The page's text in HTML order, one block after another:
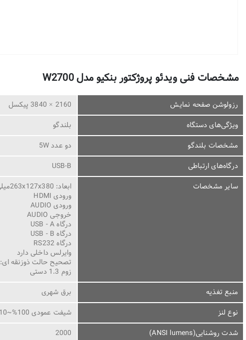
مشخصات فنی ویدئو پروژکتور بنکیو مدل W2700
رزولوشن صفحه نمایش
2160 × 3840 پیکسل
ویژگی‌های دستگاه
بلندگو
مشخصات بلندگو
دو عدد 5W
درگاه‌های ارتباطی
USB-B
سایر مشخصات
ابعاد: 263x127x380میلی متر
ورودی HDMI
ورودی AUDIO
خروجی AUDIO
درگاه USB - A
درگاه USB - B
درگاه RS232
وایرلس داخلی دارد
تصحیح حالت ذوزنقه ای: 30-/+ درجه عمودی اتوماتیک
زوم 1.3 دستی
منبع تغذیه
برق شهری
نوع لنز
شیفت عمودی 100%~110%
شدت روشنایی(ANSI lumens)
2000